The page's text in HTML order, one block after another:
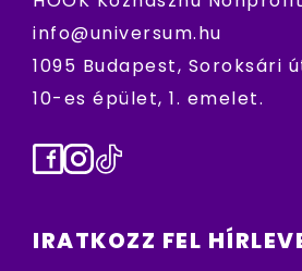
info@universum.hu
1095 Budapest, Soroksári
10-es épület, 1. emelet.
Facebook
Instagram
TikTok
IRATKOZZ FEL